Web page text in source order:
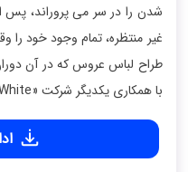
شدن را در سر می پروراند، پس
غیر منتظره، تمام وجود خود
طراح لباس عروس که در آن
با همکاری یکدیگر شرکت «G&White» را تأسیس کردند.